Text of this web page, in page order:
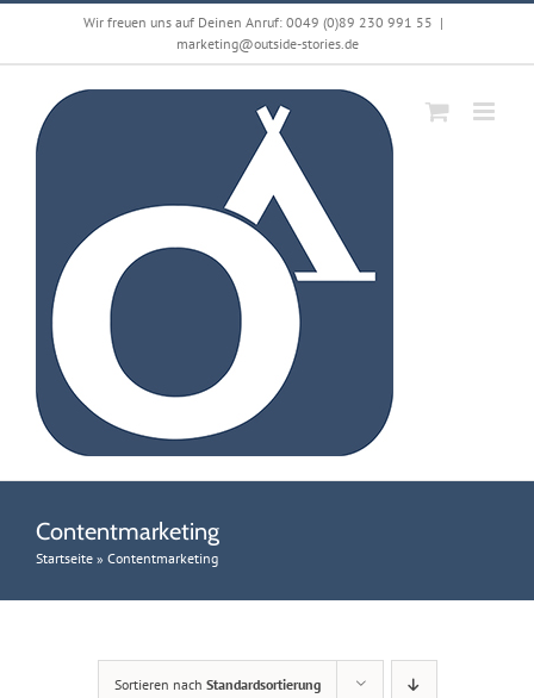
Wir freuen uns auf Deinen Anruf: 0049 (0)89 230 991 55 |
marketing@outside-stories.de
Contentmarketing
Startseite » Contentmarketing
Sortieren nach Standardsortierung